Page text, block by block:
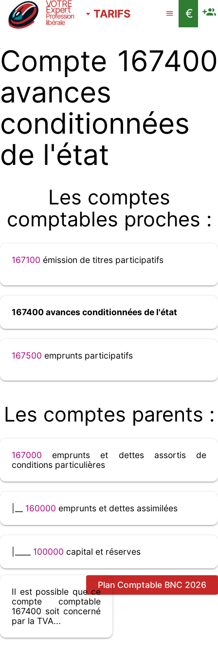
VOTRE
Expert
Profession
libérale
TARIFS €
Compte 167400
avances
conditionnées
de l'état
Les comptes
comptables proches :
167100 émission de titres participatifs
167400 avances conditionnées de l'état
167500 emprunts participatifs
Les comptes parents :
167000 emprunts et dettes assortis de
conditions particulières
160000 emprunts et dettes assimilées
100000 capital et réserves
Plan Comptable BNC 2026
Il est possible que ce
compte comptable
167400 soit concerné
par la TVA...